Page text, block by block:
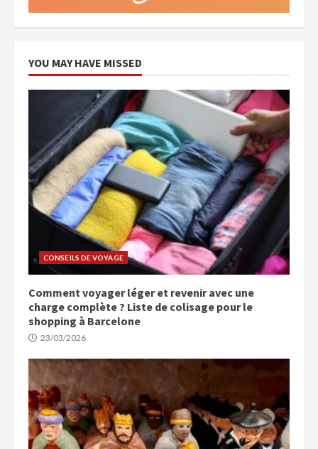
YOU MAY HAVE MISSED
CONSEILS DE VOYAGE
Comment voyager léger et revenir avec une
charge complète ? Liste de colisage pour le
shopping à Barcelone
23/03/2026